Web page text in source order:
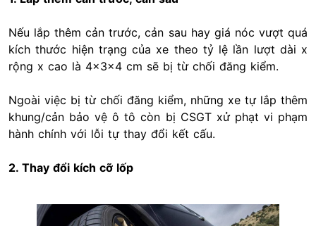
Nếu lắp thêm cản trước, cản sau hay giá nóc vượt quá
kích thước hiện trạng của xe theo tỷ lệ lần lượt dài x
rộng x cao là 4x3x4 cm sẽ bị từ chối đăng kiểm.
Ngoài việc bị từ chối đăng kiểm, những xe tự lắp thêm
khung/cản bảo vệ ô tô còn bị CSGT xử phạt vi phạm
hành chính với lỗi tự thay đổi kết cấu.
2. Thay đổi kích cỡ lốp